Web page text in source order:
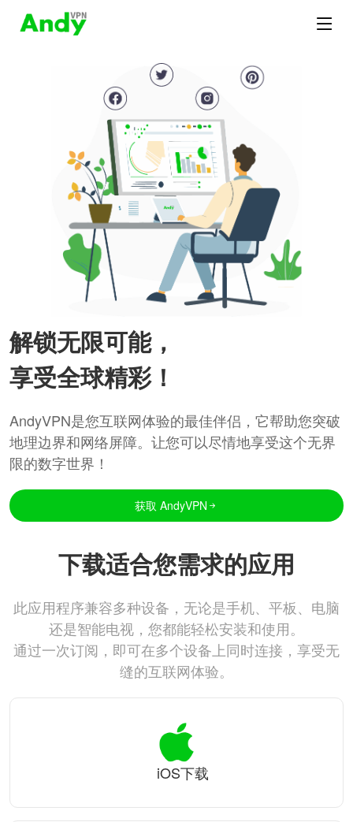
解锁无限可能，
享受全球精彩！
AndyVPN是您互联网体验的最佳伴侣，它帮助您突破
地理边界和网络屏障。让您可以尽情地享受这个无界
限的数字世界！
获取 AndyVPN
下载适合您需求的应用
此应用程序兼容多种设备，无论是手机、平板、电脑
还是智能电视，您都能轻松安装和使用。
通过一次订阅，即可在多个设备上同时连接，享受无
缝的互联网体验。
iOS下载